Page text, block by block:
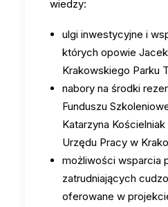
wiedzy:
ulgi inwestycyjne i
których opowie
Krakowskiego Parku
nabory na środki
Funduszu
Katarzyna
Urzędu Pracy w
możliwości wsparcia
zatrudniających
oferowane w